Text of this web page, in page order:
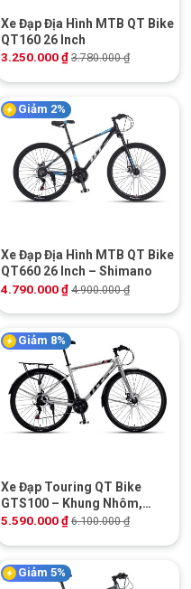
Xe Đạp Địa Hình MTB QT Bike
QT160 26 Inch
3.250.000₫ 3.780.000₫
Giảm 2%
Xe Đạp Địa Hình MTB QT Bike
QT660 26 Inch – Shimano
4.790.000₫ 4.900.000₫
Giảm 8%
Xe Đạp Touring QT Bike
GTS100 – Khung Nhôm,
Shimano
5.590.000₫ 6.100.000₫
Giảm 5%